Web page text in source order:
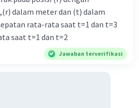
dalam meter dan (t) dalam
rata-rata saat t=1 dan t=3
saat t=1 dan t=2
Jawaban terverifikasi